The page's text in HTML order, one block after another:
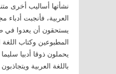
نشأتها أساليب أخرى
العربية، فأنجبت أدباء
يستحقون أن يعدوا في
المطبوعين وكتاب اللغة
يحملون ذوقا أدبيا
باللغة العربية